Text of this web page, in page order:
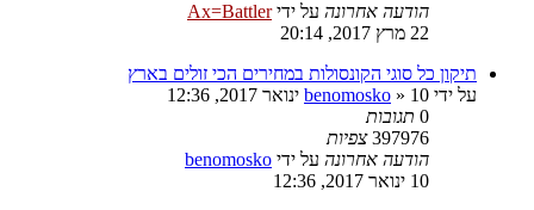
הודעה אחרונה על ידיAx=Battler
22 מרץ 2017, 20:14
תיקון כל סוגי הקונסולות במחירים הכי זולים בארץ
על ידי
benomosko » 10 ינואר 2017, 12:36
0 תגובות
397976 צפיות
הודעה אחרונה על ידי benomosko
10 ינואר 2017, 12:36